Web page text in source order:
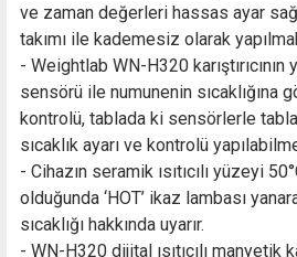
ve zaman değerleri hassas ayar
takımı ile kademesiz olarak
- Weightlab WN-H320 karıştırıcının
sensörü ile numunenin sıcaklığına
kontrolü, tablada ki sensörlerle
sıcaklık ayarı ve kontrolü
- Cihazın seramik ısıtıcılı yüzeyi
olduğunda ‘HOT’ ikaz lambası
sıcaklığı hakkında uyarır.
- WN-H320 dijital ısıtıcılı manyetik